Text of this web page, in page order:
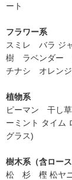
ート
フラワー系
スミレ バラ ジ
樹 ラベンダー
チナシ オレンジ
植物系
ピーマン 干し草
ーミント タイム
グラス)
樹木系（含ロース
松 杉 樫 松ヤ